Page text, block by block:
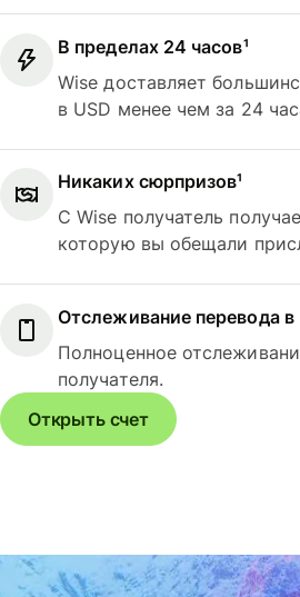
В пределах 24 часов¹
Wise доставляет
в USD менее чем за 24
Никаких сюрпризов¹
С Wise получатель
которую вы обещали
Отслеживание перевода
Полноценное
получателя.
Открыть счет